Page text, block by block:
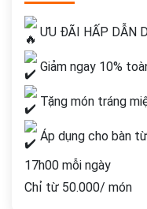
ƯU ĐÃI HẤP DẪN
Giảm ngay 10%
Tặng món tráng
Áp dụng cho bàn
17h00 mỗi ngày
Chỉ từ 50.000/ món